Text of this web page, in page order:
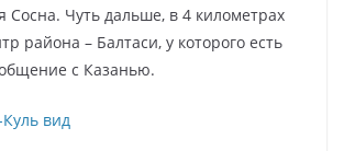
Сосна. Чуть дальше, в 4 километрах
района – Балтаси, у которого есть
с Казанью.